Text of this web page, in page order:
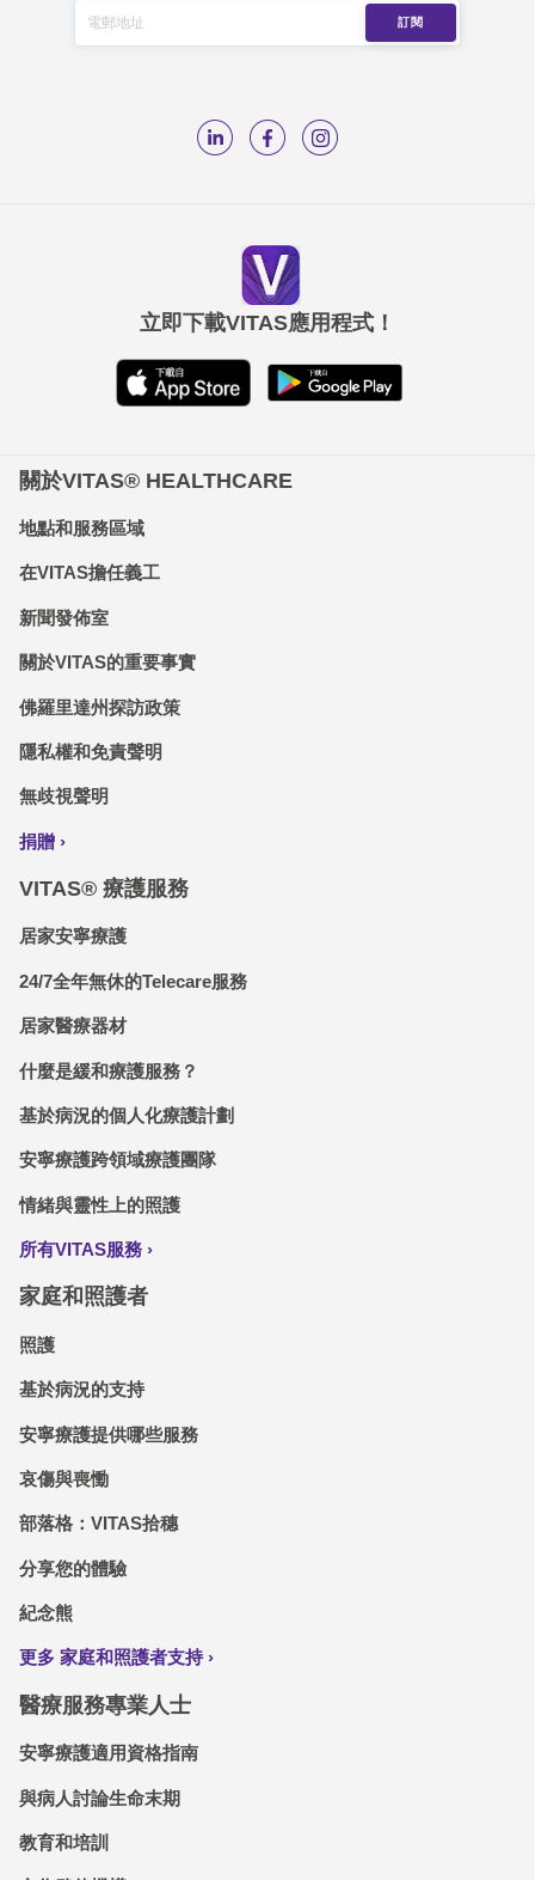
立即下載VITAS應用程式！
關於VITAS® HEALTHCARE
地點和服務區域
在VITAS擔任義工
新聞發佈室
關於VITAS的重要事實
佛羅里達州探訪政策
隱私權和免責聲明
無歧視聲明
捐贈
VITAS® 療護服務
居家安寧療護
24/7全年無休的Telecare服務
居家醫療器材
什麼是緩和療護服務？
基於病況的個人化療護計劃
安寧療護跨領域療護團隊
情緒與靈性上的照護
所有VITAS服務
家庭和照護者
照護
基於病況的支持
安寧療護提供哪些服務
哀傷與喪慟
部落格：VITAS拾穗
分享您的體驗
紀念熊
更多 家庭和照護者支持
醫療服務專業人士
安寧療護適用資格指南
與病人討論生命末期
教育和培訓